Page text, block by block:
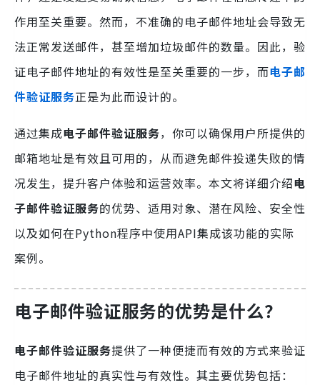
作用至关重要。然而，不准确的电子邮件地址会导致无
法正常发送邮件，甚至增加垃圾邮件的数量。因此，验
证电子邮件地址的有效性是至关重要的一步，而电子邮
件验证服务正是为此而设计的。
通过集成电子邮件验证服务，你可以确保用户所提供的
邮箱地址是有效且可用的，从而避免邮件投递失败的情
况发生，提升客户体验和运营效率。本文将详细介绍电
子邮件验证服务的优势、适用对象、潜在风险、安全性
以及如何在Python程序中使用API集成该功能的实际
案例。
电子邮件验证服务的优势是什么？
电子邮件验证服务提供了一种便捷而有效的方式来验证
电子邮件地址的真实性与有效性。其主要优势包括：